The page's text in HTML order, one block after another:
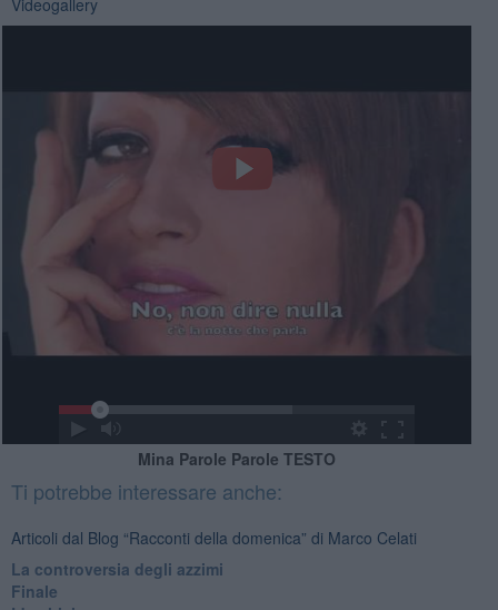
Mina Parole Parole TESTO
Ti potrebbe interessare anche:
Articoli dal Blog “Racconti della domenica” di Marco Celati
La controversia degli azzimi
Finale